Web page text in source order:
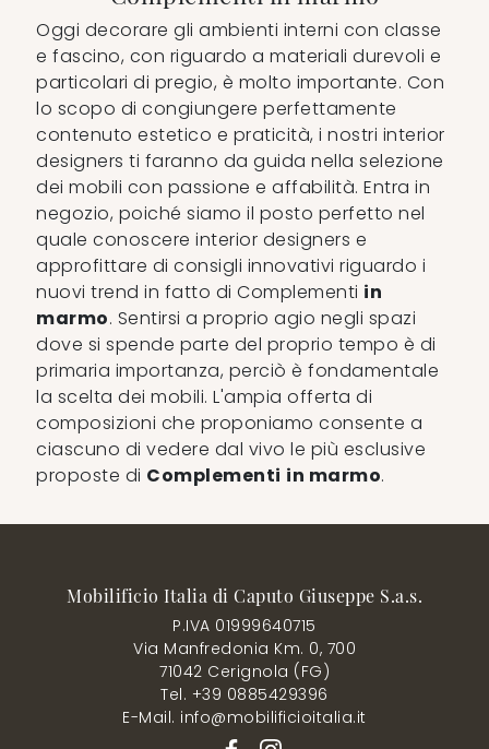
Oggi decorare gli ambienti interni con classe
e fascino, con riguardo a materiali durevoli e
particolari di pregio, è molto importante. Con
lo scopo di congiungere perfettamente
contenuto estetico e praticità, i nostri interior
designers ti faranno da guida nella selezione
dei mobili con passione e affabilità. Entra in
negozio, poiché siamo il posto perfetto nel
quale conoscere interior designers e
approfittare di consigli innovativi riguardo i
nuovi trend in fatto di Complementi in
marmo. Sentirsi a proprio agio negli spazi
dove si spende parte del proprio tempo è di
primaria importanza, perciò è fondamentale
la scelta dei mobili. L'ampia offerta di
composizioni che proponiamo consente a
ciascuno di vedere dal vivo le più esclusive
proposte di Complementi in marmo.
Mobilificio Italia di Caputo Giuseppe S.a.s.
P.IVA 01999640715
Via Manfredonia Km. 0, 700
71042 Cerignola (FG)
Tel. +39 0885429396
E-Mail. info@mobilificioitalia.it